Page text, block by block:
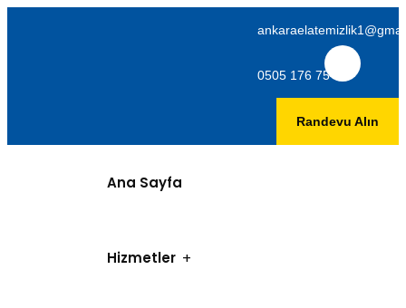
0505 176 75 06
Randevu Alın
Ana Sayfa
Hizmetler